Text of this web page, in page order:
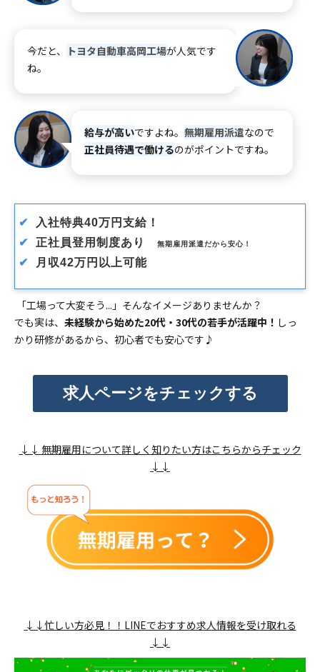
今だと、 トヨタ自動車高岡工場が人気です
ね。
給与が高いですよね。 無期雇用派遣なので
正社員待遇で働けるのがポイントですね。
✔
入社特典40万円支給！
✔
  正社員登用制度あり
無期雇用派遣だから安心！
✔
  月収42万円以上可能
「工場って大変そう...」そんなイメージありませんか？
でも実は、 未経験から始めた20代・30代の若手が活躍中！ しっ
かり研修があるから、初心者でも安心です♪
求人ページをチェックする
↓↓ 無期雇用について詳しく知りたい方はこちらからチェック
↓↓
↓↓忙しい方必見！！LINEでおすすめ求人情報を受け取れる
↓↓